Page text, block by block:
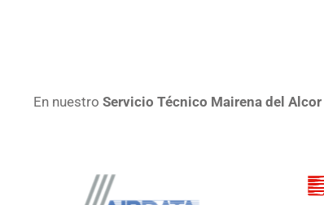
En nuestro Servicio Técnico Mairena del Alcor